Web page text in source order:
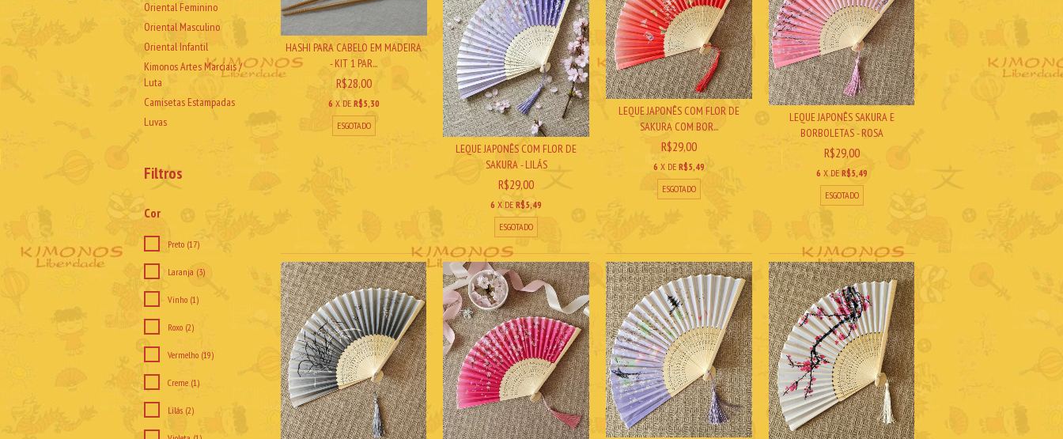
Oriental Feminino
Oriental Masculino
Oriental Infantil
Kimonos Artes Marciais /
Luta
Camisetas Estampadas
Luvas
Filtros
Cor
Preto (17)
Laranja (3)
Vinho (1)
Roxo (2)
Vermelho (19)
Creme (1)
Lilás (2)
HASHI PARA CABELO EM MADEIRA
- KIT 1 PAR...
R$28,00
6 X DE R$5,30
ESGOTADO
LEQUE JAPONÊS COM FLOR DE
SAKURA - LILÁS
R$29,00
6 X DER$5,49
ESGOTADO
LEQUE JAPONÊS COM FLOR DE
SAKURA COM BOR...
R$29,00
6 X DER$5,49
ESGOTADO
LEQUE JAPONÊS SAKURA E
BORBOLETAS - ROSA
R$29,00
6 X DE R$5,49
ESGOTADO